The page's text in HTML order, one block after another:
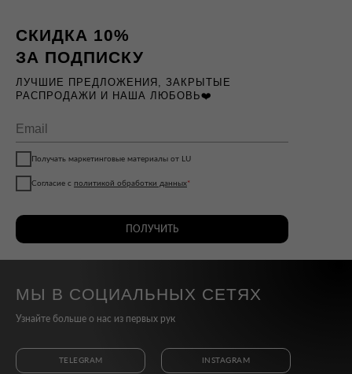
СКИДКА 10%
ЗА ПОДПИСКУ
Получать маркетинговые материалы от LU
Согласие с политикой обработки данных*
ПОЛУЧИТЬ
МЫ В СОЦИАЛЬНЫХ СЕТЯХ
Узнайте больше о нас из первых рук
TELEGRAM INSTAGRAM
ЛУЧШИЕ ПРЕДЛОЖЕНИЯ, ЗАКРЫТЫЕ
РАСПРОДАЖИ И НАША ЛЮБОВЬ❤️